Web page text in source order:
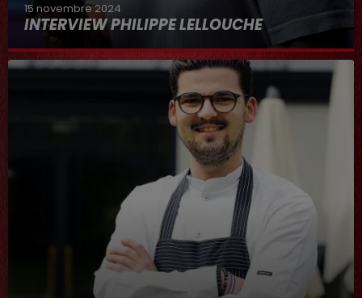
15 novembre 2024
INTERVIEW PHILIPPE LELLOUCHE